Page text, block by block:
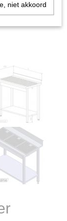
niet akkoord